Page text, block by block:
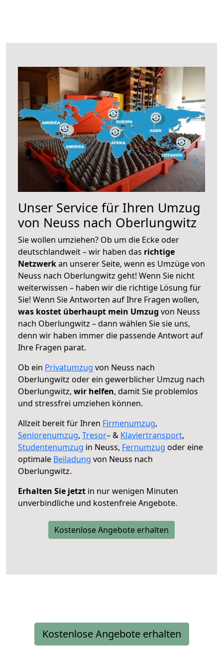
Unser Service für Ihren Umzug
von Neuss nach Oberlungwitz
Sie wollen umziehen? Ob um die Ecke oder
deutschlandweit – wir haben das richtige
Netzwerkan unserer Seite, wenn es Umzüge von
Neuss nach Oberlungwitz geht! Wenn Sie nicht
weiterwissen – haben wir die richtige Lösung für
Sie! Wenn Sie Antworten auf Ihre Fragen wollen,
was kostet überhaupt mein Umzug von Neuss
nach Oberlungwitz – dann wählen Sie sie uns,
denn wir haben immer die passende Antwort auf
Ihre Fragen parat.
Ob ein Privatumzug von Neuss nach
Oberlungwitz oder ein gewerblicher Umzug nach
Oberlungwitz, wir helfen, damit Sie problemlos
und stressfrei umziehen können.
Allzeit bereit für Ihren Firmenumzug,
Seniorenumzug, Tresor– & Klaviertransport,
Studentenumzug in Neuss, Fernumzug oder eine
optimale Beiladung von Neuss nach
Oberlungwitz.
Erhalten Sie jetzt in nur wenigen Minuten
unverbindliche und kostenfreie Angebote.
Kostenlose Angebote erhalten
Kostenlose Angebote erhalten